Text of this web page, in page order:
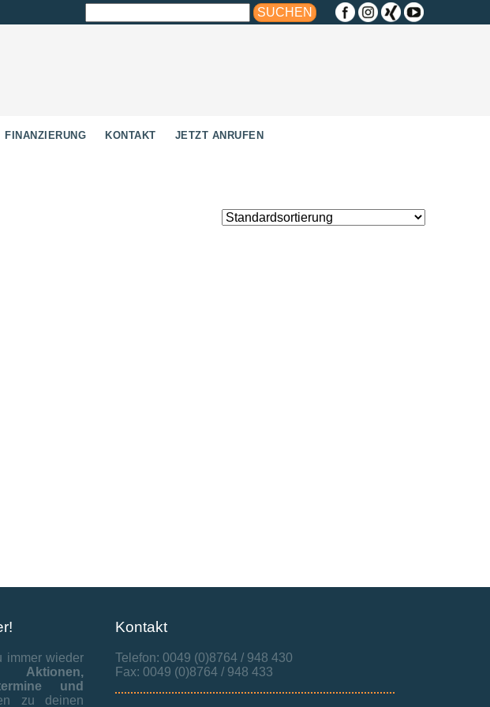
nach:
FINANZIERUNG KONTAKT JETZT ANRUFEN
immer wieder
Aktionen,
und
zu deinen
Kontakt
Telefon: 0049 (0)8764 / 948 430
Fax: 0049 (0)8764 / 948 433